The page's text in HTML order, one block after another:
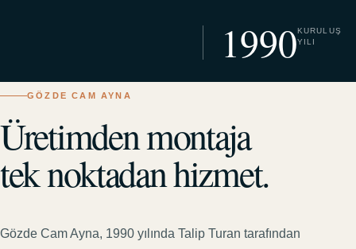
1990KURULUŞ
YILI
GÖZDE CAM AYNA
Üretimden montaja
tek noktadan hizmet.
Gözde Cam Ayna, 1990 yılında Talip Turan tarafından